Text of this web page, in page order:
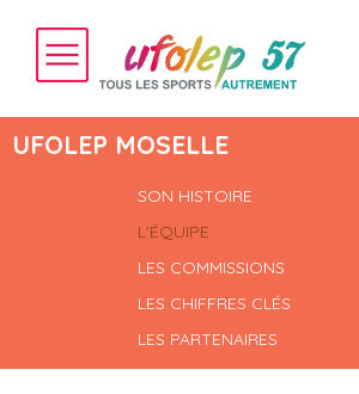
UFOLEP MOSELLE
SON HISTOIRE
L'ÉQUIPE
LES COMMISSIONS
LES CHIFFRES CLÉS
LES PARTENAIRES